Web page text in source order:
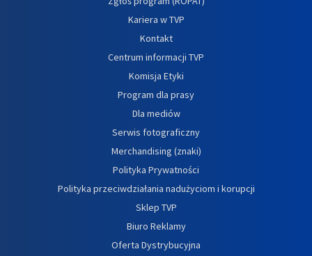
Kariera w TVP
Kontakt
Centrum informacji TVP
Komisja Etyki
Program dla prasy
Dla mediów
Serwis fotograficzny
Merchandising (znaki)
Polityka Prywatności
Polityka przeciwdziałania nadużyciom i korupcji
Sklep TVP
Biuro Reklamy
Oferta Dystrybucyjna